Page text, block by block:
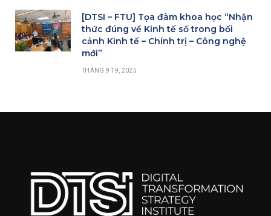
[DTSI – FTU] Tọa đàm khoa học “Nhận
thức đúng về Kinh tế số trong bối
cảnh Kinh tế – Chính trị – Công nghệ
mới”
THÁNG 9 19, 2025